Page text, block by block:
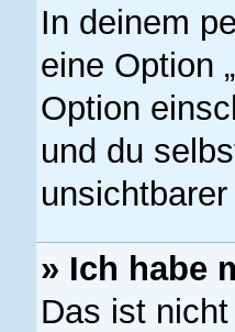
In deinem
eine Option
Option
und du
» Ich habe
Das ist